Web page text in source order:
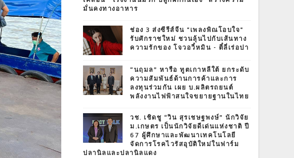
มั่นคงทางอาหาร
ช่อง 3 ส่งซีรีส์จีน "เพลงพิณโอบใจ"
รับศักราชใหม่ ชวนลุ้นไปกับเส้นทาง
ความรักของ โจวอวี๋หมิน - ตี๋ลี่เร่อปา
“นฤมล” หารือ ทูตเกาหลีใต้ ยกระดับ
ความสัมพันธ์ด้านการค้าและการ
ลงทุนร่วมกัน เผย บ.ผลิตรถยนต์
พลังงานไฟฟ้าสนใจขยายฐานในไทย
วช. เชิดชู “วิน สุรเชษฐพงษ์” นักวิจัย
ม.เกษตร เป็นนักวิจัยดีเด่นแห่งชาติ ปี
67 ผู้ศึกษาและพัฒนาเทคโนโลยี
จัดการโรคไวรัสอุบัติใหม่ในฟาร์ม
ปลานิลและปลานิลแดง